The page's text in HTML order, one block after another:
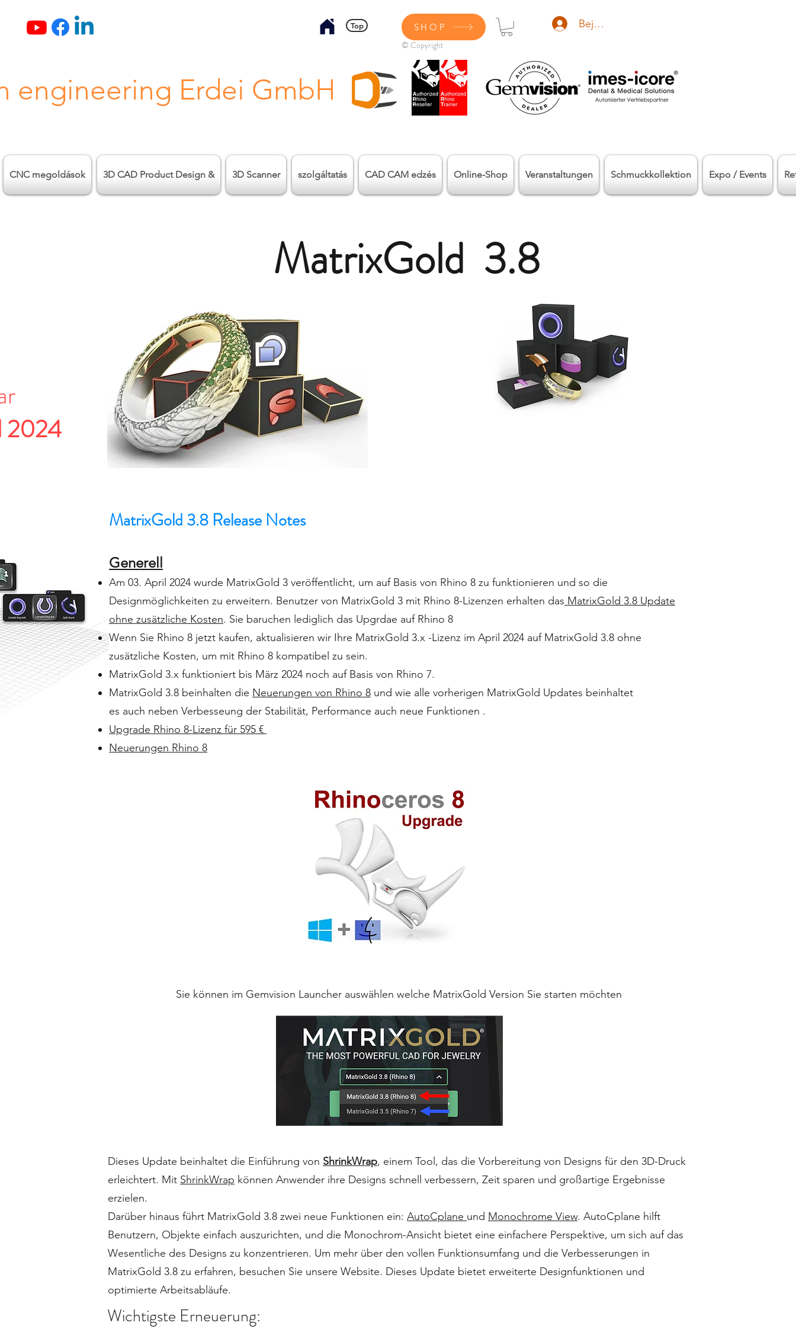
Top SHOP Bejelentkezés
© Copyright
engineering Erdei GmbH
CNC megoldások 3D CAD Product Design & 3D Scanner szolgáltatás CAD CAM edzés Online-Shop Veranstaltungen Schmuckkollektion Expo / Events
MatrixGold 3.8
2024
MatrixGold 3.8 Release Notes
Generell
Am 03. April 2024 wurde MatrixGold 3 veröffentlicht, um auf Basis von Rhino 8 zu funktionieren und so die
Designmöglichkeiten zu erweitern. Benutzer von MatrixGold 3 mit Rhino 8-Lizenzen erhalten das MatrixGold 3.8 Update
ohne zusätzliche Kosten. Sie baruchen lediglich das Upgrdae auf Rhino 8
Wenn Sie Rhino 8 jetzt kaufen, aktualisieren wir Ihre MatrixGold 3.x -Lizenz im April 2024 auf MatrixGold 3.8 ohne
zusätzliche Kosten, um mit Rhino 8 kompatibel zu sein.
MatrixGold 3.x funktioniert bis März 2024 noch auf Basis von Rhino 7.
MatrixGold 3.8 beinhalten die Neuerungen von Rhino 8 und wie alle vorherigen MatrixGold Updates beinhaltet
es auch neben Verbesseung der Stabilität, Performance auch neue Funktionen .
Upgrade Rhino 8-Lizenz für 595 €
Neuerungen Rhino 8
Wichtigste Erneuerung:
Dieses Update beinhaltet die Einführung von ShrinkWrap, einem Tool, das die Vorbereitung von Designs für den 3D-Druck
erleichtert. Mit ShrinkWrap können Anwender ihre Designs schnell verbessern, Zeit sparen und großartige Ergebnisse
erzielen.
Darüber hinaus führt MatrixGold 3.8 zwei neue Funktionen ein: AutoCplane und Monochrome View. AutoCplane hilft
Benutzern, Objekte einfach auszurichten, und die Monochrom-Ansicht bietet eine einfachere Perspektive, um sich auf das
Wesentliche des Designs zu konzentrieren. Um mehr über den vollen Funktionsumfang und die Verbesserungen in
MatrixGold 3.8 zu erfahren, besuchen Sie unsere Website. Dieses Update bietet erweiterte Designfunktionen und
optimierte Arbeitsabläufe.
Sie können im Gemvision Launcher auswählen welche MatrixGold Version Sie starten möchten